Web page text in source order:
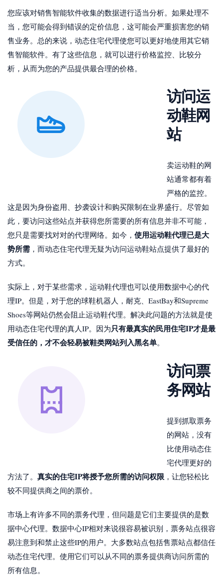
您应该对销售智能软件收集的数据进行适当分析。如果处理不
当，您可能会得到错误的定价信息，这可能会严重损害您的销
售业务。总的来说，动态住宅代理使您可以更好地使用其它销
售智能软件。有了这些信息，就可以进行价格监控、比较分
析，从而为您的产品提供最合理的价格。
访问运
动鞋网
站
卖运动鞋的网
站通常都有着
严格的监控。
这是因为身份盗用、抄袭设计和购买限制在业界盛行。尽管如
此，要访问这些站点并获得您所需要的所有信息并非不可能，
您只是需要找对对的代理网络。如今， 使用运动鞋代理已是大
势所需 ，而动态住宅代理无疑为访问运动鞋站点提供了最好的
方式。
实际上，对于某些需求，运动鞋代理也可以使用数据中心的代
理IP。但是，对于您的球鞋机器人，耐克、EastBay和Supreme
Shoes等网站仍然会阻止运动鞋代理。解决此问题的方法就是使
用动态住宅代理的真人IP。因为只有最真实的民用住宅IP才是最
受信任的，才不会轻易被鞋类网站列入黑名单。
访问票
务网站
提到抓取票务
的网站，没有
比使用动态住
宅代理更好的
方法了。 真实的住宅IP将授予您所需的访问权限 ，让您轻松比
较不同提供商之间的票价。
市场上有许多不同的票务代理，但问题是它们主要提供的是数
据中心代理。数据中心IP相对来说很容易被识别，票务站点很容
易注意到和禁止这些IP的用户。大多数站点包括售票站点都信任
动态住宅代理。使用它们可以从不同的票务提供商访问所需的
所有信息。